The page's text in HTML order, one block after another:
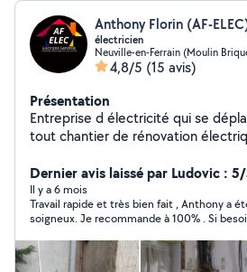
Anthony Florin (AF-
électricien
Neuville-en-Ferrain (Moulin
4,8/5 (15 avis)
Présentation
Entreprise d électricité qui se
tout chantier de rénovation
faible (vdi) Et vidéosurveillance.
Dernier avis laissé par Ludovic :
Il y a 6 mois
Travail rapide et très bien fait , Anthony a
soigneux. Je recommande à 100% . Si besoin , je n'hésiterai pas